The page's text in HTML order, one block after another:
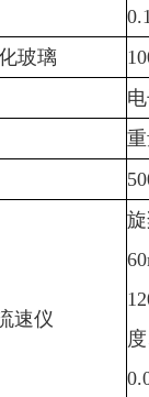
玻璃
速仪